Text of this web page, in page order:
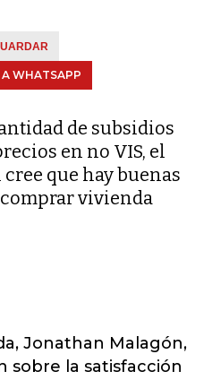
A WHATSAPP
de subsidios
en no VIS, el
que hay buenas
vivienda
Jonathan Malagón,
sobre la satisfacción